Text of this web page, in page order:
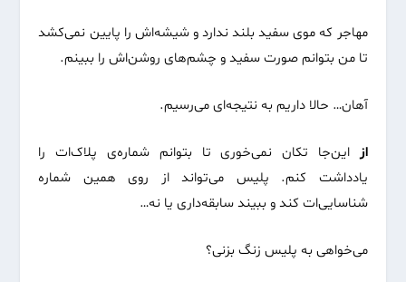
مهاجر که موی سفید بلند ندارد و شیشه‌اش را پایین نمی‌کشد
تا من بتوانم صورت سفید و چشم‌های روشن‌اش را ببینم.
آهان… حالا داریم به نتیجه‌ای می‌رسیم.
از این‌جا تکان نمی‌خوری تا بتوانم شماره‌ی پلاک‌ات را
یادداشت کنم. پلیس می‌تواند از روی همین شماره
شناسایی‌ات کند و ببیند سابقه‌داری یا نه…
می‌خواهی به پلیس زنگ بزنی؟